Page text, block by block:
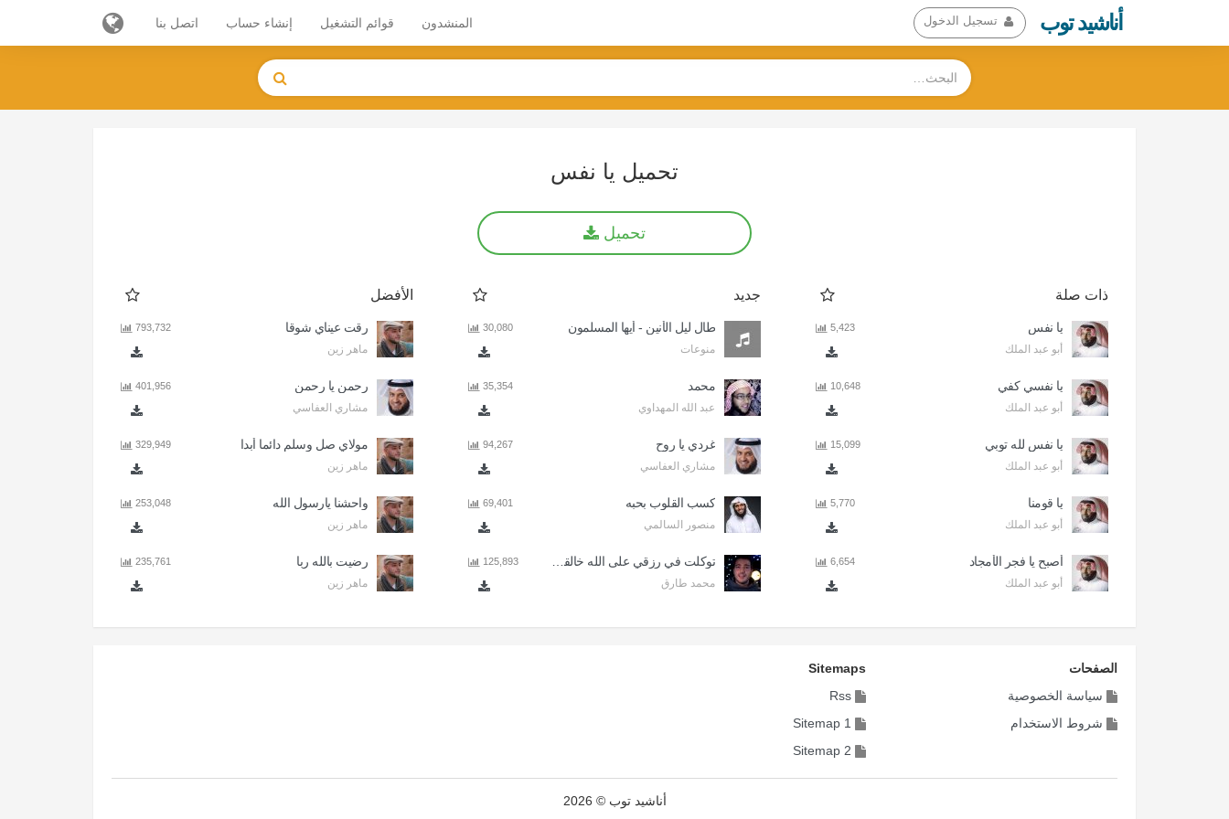
أناشيد توب تسجيل الدخول المنشدون قوائم التشغيل إنشاء حساب اتصل بنا
تحميل يا نفس
تحميل
ذات صلة
يا نفس
أبو عبد الملك
5,423
يا نفسي كفي
أبو عبد الملك
10,648
يا نفس لله توبي
أبو عبد الملك
15,099
يا قومنا
أبو عبد الملك
5,770
أصبح يا فجر الأمجاد
أبو عبد الملك
6,654
جديد
طال ليل الأنين - أيها المسلمون
منوعات
30,080
محمد
عبد الله المهداوي
35,354
غردي يا روح
مشاري العفاسي
94,267
كسب القلوب بحبه
منصور السالمي
69,401
محمد طارق
125,893
الأفضل
رقت عيناي شوقا
ماهر زين
793,732
رحمن يا رحمن
مشاري العفاسي
401,956
مولاي صل وسلم دائما أبدا
ماهر زين
329,949
واحشنا يارسول الله
ماهر زين
253,048
رضيت بالله ربا
ماهر زين
235,761
الصفحات
سياسة الخصوصية
شروط الاستخدام
Sitemaps
Rss
Sitemap 1
Sitemap 2
أناشيد توب © 2026